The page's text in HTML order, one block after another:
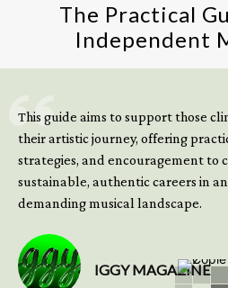
The Practical
Independent
This guide aims to support those
their artistic journey, offering
strategies, and encouragement to
sustainable, authentic careers in
demanding musical landscape.
IGGY MAGAZINE